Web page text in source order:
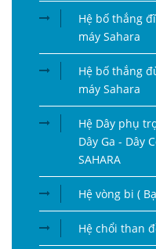
Hệ bố thắng
máy Sahara
Hệ bố thắng
máy Sahara
Hệ Dây phụ
Dây Ga - Dây
SAHARA
Hệ vòng bi (
Hệ chổi than